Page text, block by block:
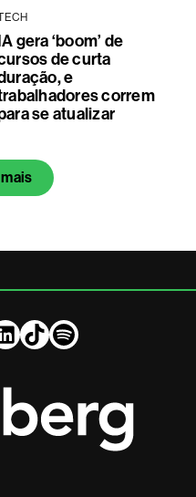
gera ‘boom’ de
de curta
e
correm
se atualizar